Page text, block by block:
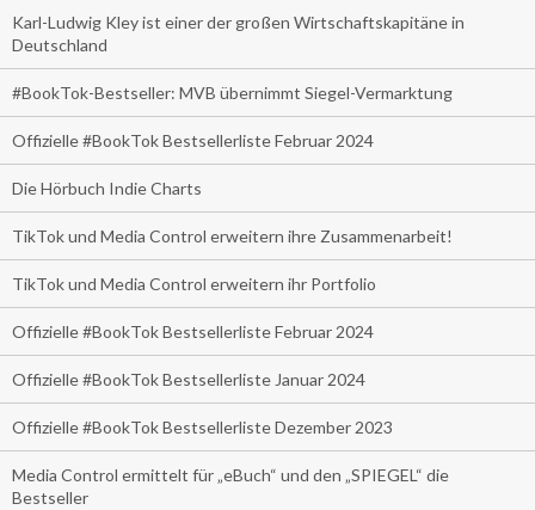
Karl-Ludwig Kley ist einer der großen Wirtschaftskapitäne in
Deutschland
#BookTok-Bestseller: MVB übernimmt Siegel-Vermarktung
Offizielle #BookTok Bestsellerliste Februar 2024
Die Hörbuch Indie Charts
TikTok und Media Control erweitern ihre Zusammenarbeit!
TikTok und Media Control erweitern ihr Portfolio
Offizielle #BookTok Bestsellerliste Februar 2024
Offizielle #BookTok Bestsellerliste Januar 2024
Offizielle #BookTok Bestsellerliste Dezember 2023
Media Control ermittelt für „eBuch“ und den „SPIEGEL“ die
Bestseller